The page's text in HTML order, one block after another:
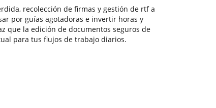
recolección de firmas y gestión de rtf a
por guías agotadoras e invertir horas y
que la edición de documentos seguros de
para tus flujos de trabajo diarios.